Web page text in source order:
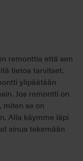
remonttia että sen
tietoa tarvitset.
ylipäätään
Jos remontti on
miten se on
Alla käymme läpi
sinua tekemään